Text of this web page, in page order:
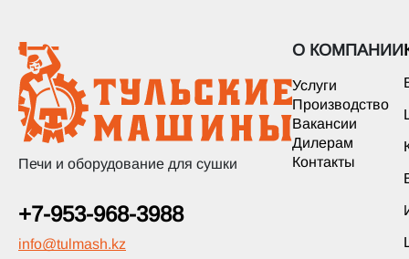
Печи и оборудование для сушки
+7-953-968-3988
info@tulmash.kz
О КОМПАНИИ
Услуги
Производство
Вакансии
Дилерам
Контакты